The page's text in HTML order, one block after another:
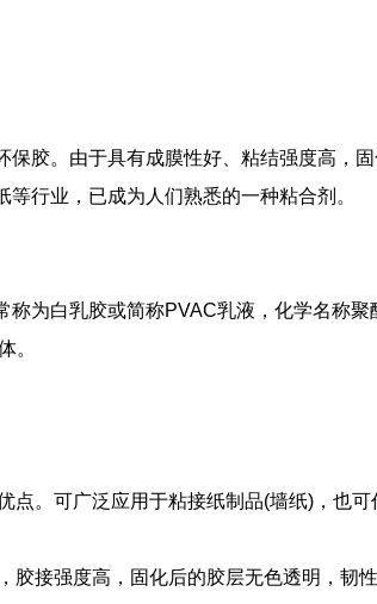
胶。由于具有成膜性好、粘结强度高，
行业，已成为人们熟悉的一种粘合剂。
为白乳胶或简称PVAC乳液，化学名称聚
。
。可广泛应用于粘接纸制品(墙纸)，也可
接强度高，固化后的胶层无色透明，韧